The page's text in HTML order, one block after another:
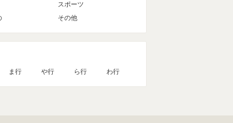
スポーツ
その他
ま行 や行 ら行 わ行